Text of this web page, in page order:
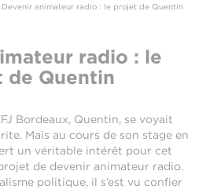
Devenir animateur radio : le projet de Quentin
radio : le
de Quentin
Bordeaux, Quentin, se voyait
Mais au cours de son stage en
un véritable intérêt pour cet
de devenir animateur radio.
politique, il s’est vu confier